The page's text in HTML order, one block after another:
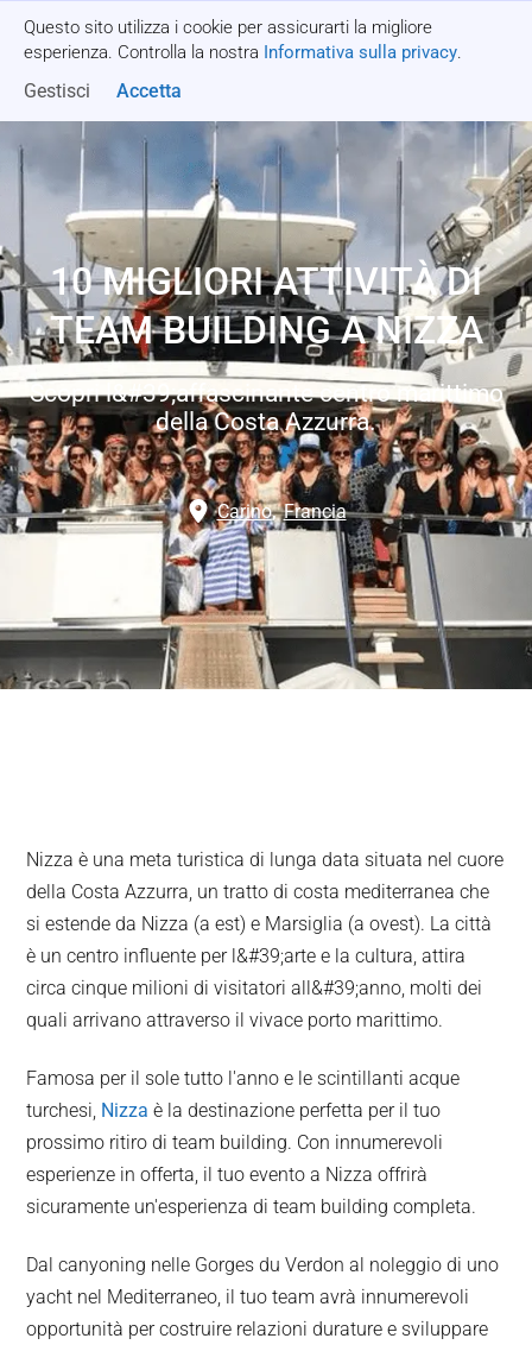
Questo sito utilizza i cookie per assicurarti la migliore
esperienza. Controlla la nostra Informativa sulla privacy.
Gestisci Accetta
Richiedi un preventivo
10 MIGLIORI ATTIVITÀ DI
TEAM BUILDING A NIZZA
Scopri l&#39;affascinante centro marittimo
della Costa Azzurra.
Carino, Francia
Nizza è una meta turistica di lunga data situata nel cuore
della Costa Azzurra, un tratto di costa mediterranea che
si estende da Nizza (a est) e Marsiglia (a ovest). La città
è un centro influente per l&#39;arte e la cultura, attira
circa cinque milioni di visitatori all&#39;anno, molti dei
quali arrivano attraverso il vivace porto marittimo.
Famosa per il sole tutto l'anno e le scintillanti acque
turchesi, Nizza è la destinazione perfetta per il tuo
prossimo ritiro di team building. Con innumerevoli
esperienze in offerta, il tuo evento a Nizza offrirà
sicuramente un'esperienza di team building completa.
Dal canyoning nelle Gorges du Verdon al noleggio di uno
yacht nel Mediterraneo, il tuo team avrà innumerevoli
opportunità per costruire relazioni durature e sviluppare